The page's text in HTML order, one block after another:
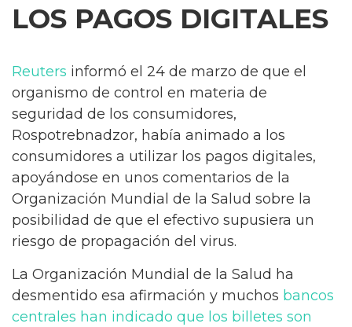
LOS PAGOS DIGITALES
Reuters informó el 24 de marzo de que el
organismo de control en materia de
seguridad de los consumidores,
Rospotrebnadzor, había animado a los
consumidores a utilizar los pagos digitales,
apoyándose en unos comentarios de la
Organización Mundial de la Salud sobre la
posibilidad de que el efectivo supusiera un
riesgo de propagación del virus.
La Organización Mundial de la Salud ha
desmentido esa afirmación y muchos bancos
centrales han indicado que los billetes son